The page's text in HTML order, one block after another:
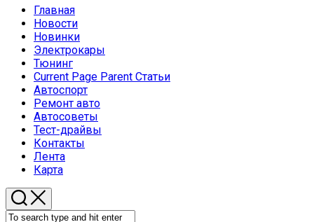
Главная
Новости
Новинки
Электрокары
Тюнинг
Current Page Parent Статьи
Автоспорт
Ремонт авто
Автосоветы
Тест-драйвы
Контакты
Лента
Карта